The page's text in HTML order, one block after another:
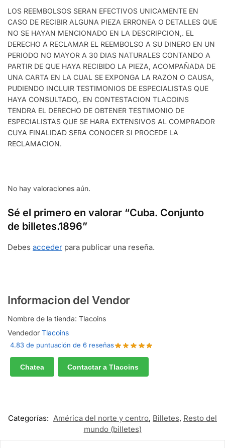
LOS REEMBOLSOS SERAN EFECTIVOS UNICAMENTE EN
CASO DE RECIBIR ALGUNA PIEZA ERRONEA O DETALLES QUE
NO SE HAYAN MENCIONADO EN LA DESCRIPCION,. EL
DERECHO A RECLAMAR EL REEMBOLSO A SU DINERO EN UN
PERIODO NO MAYOR A 30 DIAS NATURALES CONTANDO A
PARTIR DE QUE HAYA RECIBIDO LA PIEZA, ACOMPAÑADA DE
UNA CARTA EN LA CUAL SE EXPONGA LA RAZON O CAUSA,
PUDIENDO INCLUIR TESTIMONIOS DE ESPECIALISTAS QUE
HAYA CONSULTADO,. EN CONTESTACION TLACOINS
TENDRA EL DERECHO DE OBTENER TESTIMONIO DE
ESPECIALISTAS QUE SE HARA EXTENSIVOS AL COMPRADOR
CUYA FINALIDAD SERA CONOCER SI PROCEDE LA
RECLAMACION.
No hay valoraciones aún.
Sé el primero en valorar “Cuba. Conjunto
de billetes.1896”
Debes acceder para publicar una reseña.
Informacion del Vendor
Nombre de la tienda: Tlacoins
Vendedor Tlacoins
4.83 de puntuación de 6 reseñas
Chatea Contactar a Tlacoins
Categorías: América del norte y centro, Billetes, Resto del
mundo (billetes)